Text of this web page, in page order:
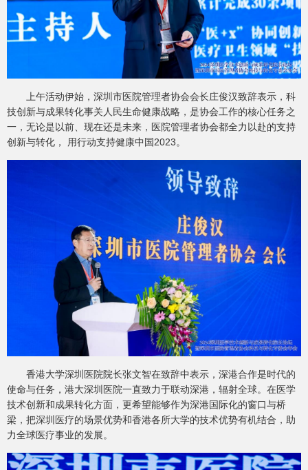
上午活动伊始，深圳市医院管理者协会会长庄俊汉致辞表示，科
技创新与成果转化事关人民生命健康战略，是协会工作的核心任务之
一，无论是以前、现在还是未来，医院管理者协会都全力以赴的支持
创新与转化， 用行动支持健康中国2023。
香港大学深圳医院院长张文智在致辞中表示，深港合作是时代的
使命与任务，港大深圳医院一直致力于联动深港，辐射全球。在医学
技术创新和成果转化方面，更希望能够作为深港国际化的窗口与桥
梁，把深圳医疗的场景优势和香港各所大学的技术优势有机结合，助
力全球医疗事业的发展。